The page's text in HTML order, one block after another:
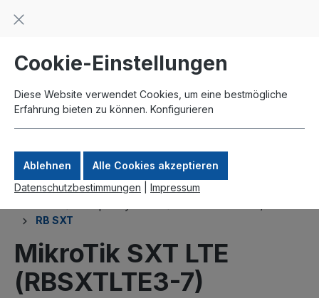
springen
Zahlung per Paypal
RB SXT
MikroTik SXT LTE
(RBSXTLTE3-7)
Cookie-Einstellungen
Diese Website verwendet Cookies, um eine bestmögliche
Erfahrung bieten zu können. Konfigurieren
Ablehnen
Alle Cookies akzeptieren
Datenschutzbestimmungen
Impressum